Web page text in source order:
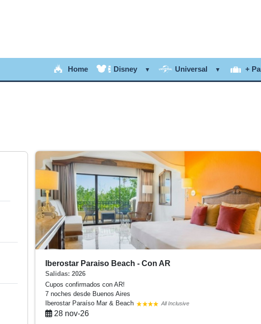
Home Disney Universal +
Iberostar Paraiso Beach - Con AR
Salidas: 2026
Cupos confirmados con AR!
7 nochesdesde Buenos Aires
Iberostar Paraíso Mar & Beach
All Inclusive
28 nov-26